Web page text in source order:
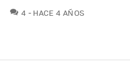
4 COMENTARIOS
HACE 4 AÑOS